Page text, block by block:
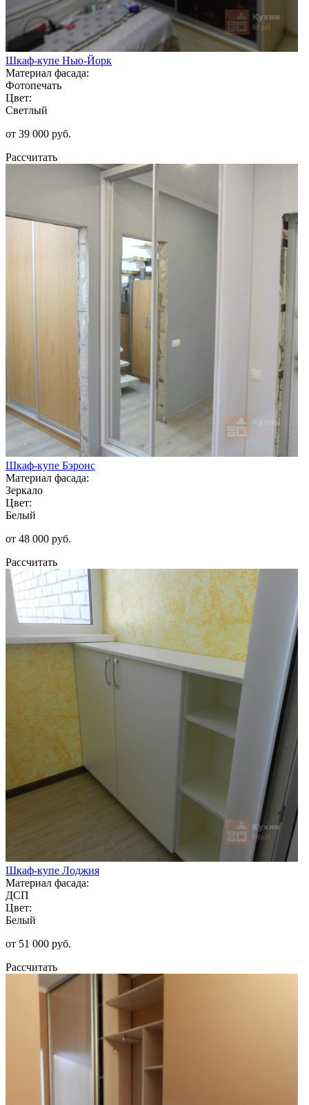
Шкаф-купе Нью-Йорк
Материал фасада:
Фотопечать
Цвет:
Светлый
от 39 000 руб.
Рассчитать
Шкаф-купе Бэронс
Материал фасада:
Зеркало
Цвет:
Белый
от 48 000 руб.
Рассчитать
Шкаф-купе Лоджия
Материал фасада:
ДСП
Цвет:
Белый
от 51 000 руб.
Рассчитать